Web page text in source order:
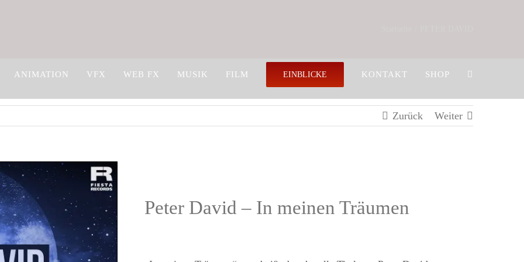
ANIMATION VFX WEB FX MUSIK FILM EINBLICKE KONTAKT SHOP
Zurück Weiter
Peter David – In meinen Träumen